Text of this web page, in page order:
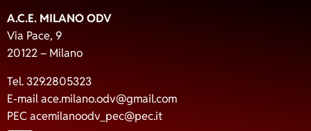
A.C.E. MILANO ODV
Via Pace, 9
20122 – Milano
Tel. 329.2805323
E-mailace.milano.odv@gmail.com
PEC acemilanoodv_pec@pec.it